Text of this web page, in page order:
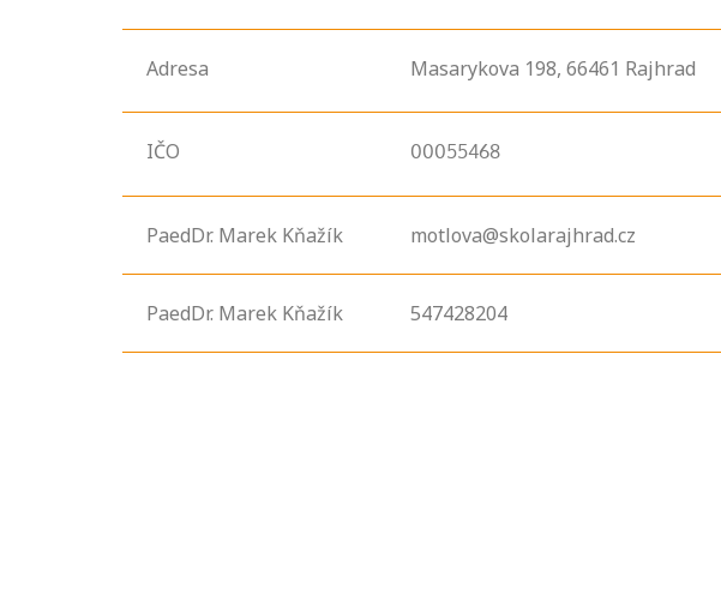
Adresa Masarykova 198, 66461 Rajhrad
IČO 00055468
PaedDr. Marek Kňažík motlova@skolarajhrad.cz
PaedDr. Marek Kňažík 547428204